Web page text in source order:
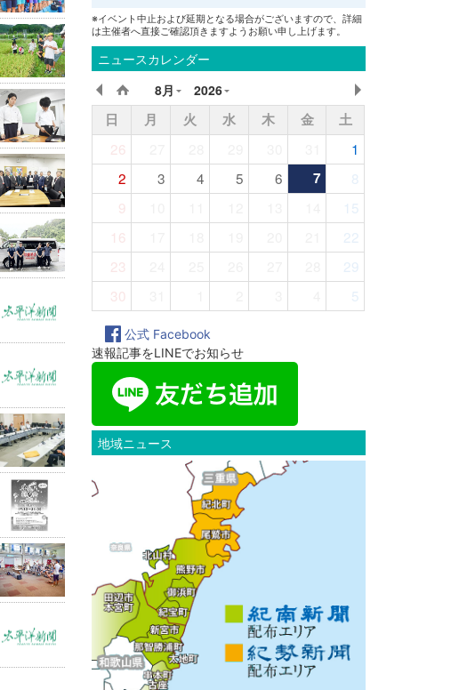
※イベント中止および延期となる場合がございますので、詳細
は主催者へ直接ご確認頂きますようお願い申し上げます。
ニュースカレンダー
8月 2026
日 月 火 水 木 金
土
26
1
2
3 4 5 6 7
8
9
15
16
22
23
29
30
5
公式 Facebook
速報記事をLINEでお知らせ
地域ニュース